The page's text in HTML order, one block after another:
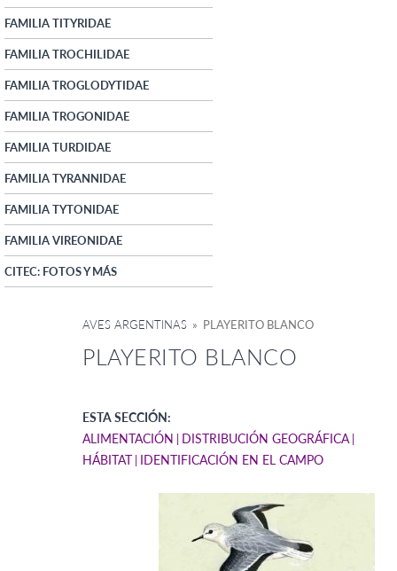
FAMILIA TITYRIDAE
FAMILIA TROCHILIDAE
FAMILIA TROGLODYTIDAE
FAMILIA TROGONIDAE
FAMILIA TURDIDAE
FAMILIA TYRANNIDAE
FAMILIA TYTONIDAE
FAMILIA VIREONIDAE
CITEC: FOTOS Y MÁS
AVES ARGENTINAS » PLAYERITO BLANCO
PLAYERITO BLANCO
ESTA SECCIÓN:
ALIMENTACIÓN
DISTRIBUCIÓN GEOGRÁFICA
HÁBITAT IDENTIFICACIÓN EN EL CAMPO